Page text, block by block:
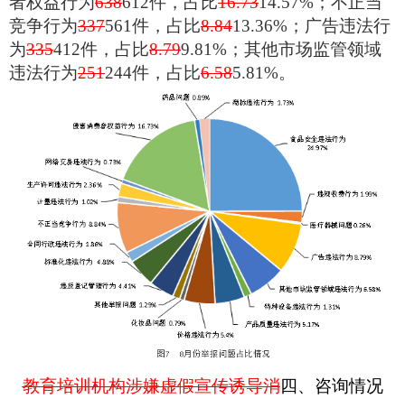
竞争行为337561件，占比8.8413.36% ；广告违法行
为335412件，占比8.799.81% ；其他市场监管领域
违法行为251244件，占比6.585.81%。
教育培训机构涉嫌虚假宣传诱导消四、咨询情况